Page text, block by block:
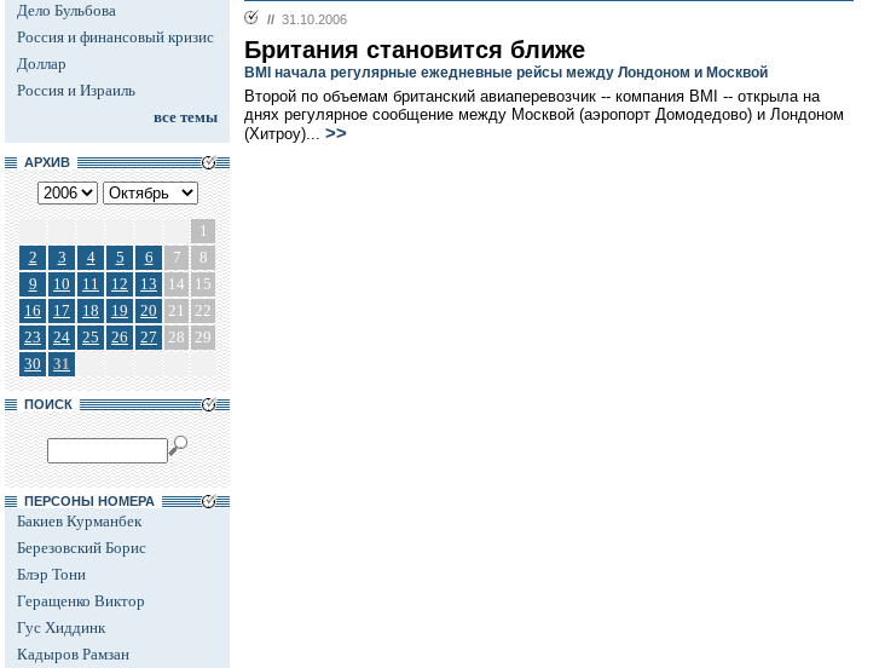
Дело Бульбова
Россия и финансовый кризис
Доллар
Россия и Израиль
все темы
АРХИВ
1
2
3 4 5 6 7
8
9
10 11 12 13 14
15
16
17 18 19 20 21
22
23
24 25 26 27 28 29
30
31
ПОИСК
ПЕРСОНЫ НОМЕРА
Бакиев Курманбек
Березовский Борис
Блэр Тони
Геращенко Виктор
Гус Хиддинк
Кадыров Рамзан
// 31.10.2006
Британия становится ближе
BMI начала регулярные ежедневные рейсы между Лондоном и Москвой
Второй по объемам британский авиаперевозчик -- компания BMI -- открыла на
днях регулярное сообщение между Москвой (аэропорт Домодедово) и Лондоном
(Хитроу)... >>